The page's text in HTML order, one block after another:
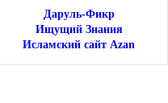
Даруль-Фикр
Ищущий Знания
Исламский сайт Azan